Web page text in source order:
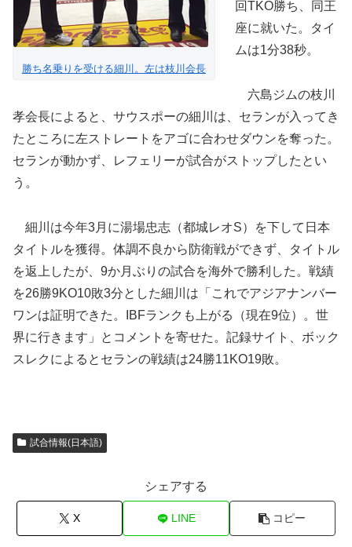
勝ち名乗りを受ける細川。左は枝川会長
回TKO勝ち、同王
座に就いた。タイ
ムは1分38秒。
六島ジムの枝川
孝会長によると、サウスポーの細川は、セランが入ってき
たところに左ストレートをアゴに合わせダウンを奪った。
セランが動かず、レフェリーが試合がストップしたとい
う。
細川は今年3月に湯場忠志（都城レオS）を下して日本
タイトルを獲得。体調不良から防衛戦ができず、タイトル
を返上したが、9か月ぶりの試合を海外で勝利した。戦績
を26勝9KO10敗3分とした細川は「これでアジアナンバー
ワンは証明できた。IBFランクも上がる（現在9位）。世
界に行きます」とコメントを寄せた。記録サイト、ボック
スレクによるとセランの戦績は24勝11KO19敗。
試合情報(日本語)
シェアする
X LINE コピー